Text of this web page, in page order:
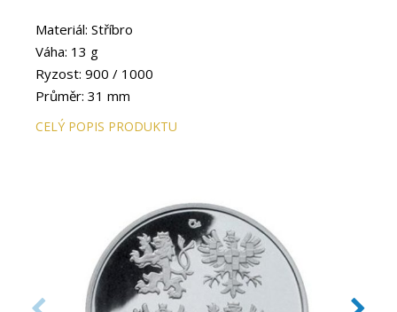
Materiál: Stříbro
Váha: 13 g
Ryzost: 900 / 1000
Průměr: 31 mm
Provedení: PROOF
Číslovaná emise: Ne
Certifikát: Ano
Balení kapsle: Modrá plastová etue
Nominální hodnota: 200 Kč
Emitent: Česká národní banka
CELÝ POPIS PRODUKTU